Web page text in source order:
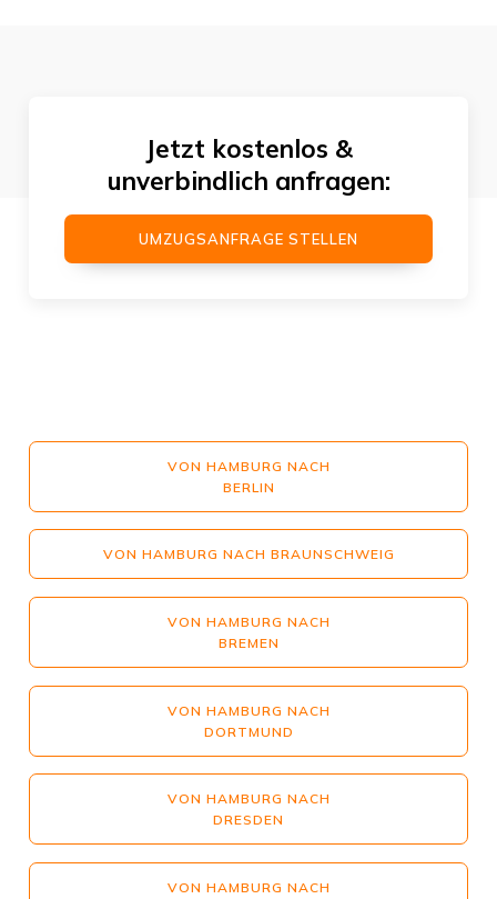
Jetzt kostenlos &
unverbindlich anfragen:
UMZUGSANFRAGE STELLEN
VON HAMBURG NACH
BERLIN
VON HAMBURG NACH BRAUNSCHWEIG
VON HAMBURG NACH
BREMEN
VON HAMBURG NACH
DORTMUND
VON HAMBURG NACH
DRESDEN
VON HAMBURG NACH